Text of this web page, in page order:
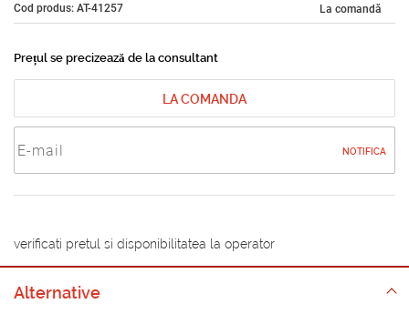
Cod produs: AT-41257 La comandă
Prețul se precizează de la consultant
LA COMANDA
NOTIFICA
verificati pretul si disponibilitatea la operator
Alternative